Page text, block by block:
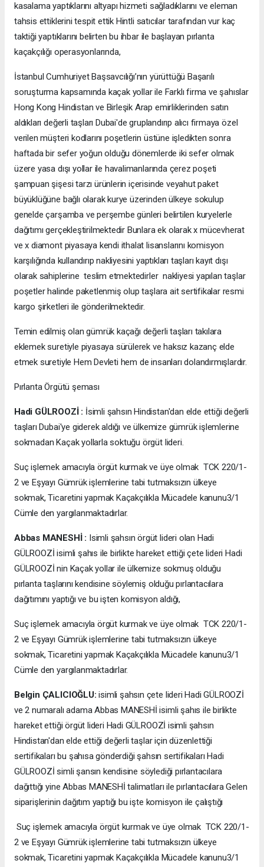
kasalama yaptıklarını altyapı hizmeti sağladıklarını ve eleman
tahsis ettiklerini tespit ettik Hintli satıcılar tarafından vur kaç
taktiği yaptıklarını belirten bu ihbar ile başlayan pırlanta
kaçakçılığı operasyonlarında,
İstanbul Cumhuriyet Başsavcılığı’nın yürüttüğü Başarılı
soruşturma kapsamında kaçak yollar ile Farklı firma ve şahıslar
Hong Kong Hindistan ve Birleşik Arap emirliklerinden satın
aldıkları değerli taşları Dubai'de gruplandırıp alıcı firmaya özel
verilen müşteri kodlarını poşetlerin üstüne işledikten sonra
haftada bir sefer yoğun olduğu dönemlerde iki sefer olmak
üzere yasa dışı yollar ile havalimanlarında çerez poşeti
şampuan şişesi tarzı ürünlerin içerisinde veyahut paket
büyüklüğüne bağlı olarak kurye üzerinden ülkeye sokulup
genelde çarşamba ve perşembe günleri belirtilen kuryelerle
dağıtımı gerçekleştirilmektedir Bunlara ek olarak x mücevherat
ve x diamont piyasaya kendi ithalat lisanslarını komisyon
karşılığında kullandırıp nakliyesini yaptıkları taşları kayıt dışı
olarak sahiplerine teslim etmektedirler nakliyesi yapılan taşlar
poşetler halinde paketlenmiş olup taşlara ait sertifikalar resmi
kargo şirketleri ile gönderilmektedir.
Temin edilmiş olan gümrük kaçağı değerli taşları takılara
eklemek suretiyle piyasaya sürülerek ve haksız kazanç elde
etmek suretiyle Hem Devleti hem de insanları dolandırmışlardır.
Pırlanta Örgütü şeması
Hadi GÜLROOZİ : İsimli şahsın Hindistan'dan elde ettiği değerli
taşları Dubai'ye giderek aldığı ve ülkemize gümrük işlemlerine
sokmadan Kaçak yollarla soktuğu örgüt lideri.
Suç işlemek amacıyla örgüt kurmak ve üye olmak TCK 220/1-
2 ve Eşyayı Gümrük işlemlerine tabi tutmaksızın ülkeye
sokmak, Ticaretini yapmak Kaçakçılıkla Mücadele kanunu3/1
Cümle den yargılanmaktadırlar.
Abbas MANESHİ : Isimli şahsın örgüt lideri olan Hadi
GÜLROOZİ isimli şahıs ile birlikte hareket ettiği çete lideri Hadi
GÜLROOZİ nin Kaçak yollar ile ülkemize sokmuş olduğu
pırlanta taşlarını kendisine söylemiş olduğu pırlantacılara
dağıtımını yaptığı ve bu işten komisyon aldığı,
Suç işlemek amacıyla örgüt kurmak ve üye olmak TCK 220/1-
2 ve Eşyayı Gümrük işlemlerine tabi tutmaksızın ülkeye
sokmak, Ticaretini yapmak Kaçakçılıkla Mücadele kanunu3/1
Cümle den yargılanmaktadırlar.
Belgin ÇALICIOĞLU: isimli şahsın çete lideri Hadi GÜLROOZİ
ve 2 numaralı adama Abbas MANESHİ isimli şahıs ile birlikte
hareket ettiği örgüt lideri Hadi GÜLROOZİ isimli şahsın
Hindistan'dan elde ettiği değerli taşlar için düzenlettiği
sertifikaları bu şahısa gönderdiği şahsın sertifikaları Hadi
GÜLROOZİ simli şansın kendisine söylediği pırlantacılara
dağıttığı yine Abbas MANESHİ talimatları ile pırlantacılara Gelen
siparişlerinin dağıtım yaptığı bu işte komisyon ile çalıştığı
Suç işlemek amacıyla örgüt kurmak ve üye olmak TCK 220/1-
2 ve Eşyayı Gümrük işlemlerine tabi tutmaksızın ülkeye
sokmak, Ticaretini yapmak Kaçakçılıkla Mücadele kanunu3/1